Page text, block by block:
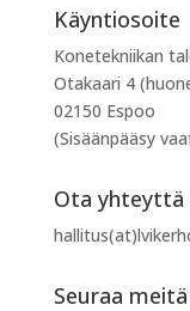
Käyntiosoite
Konetekniikan
Otakaari 4
02150 Espoo
(Sisäänpääsy
Ota yhteyttä
Seuraa